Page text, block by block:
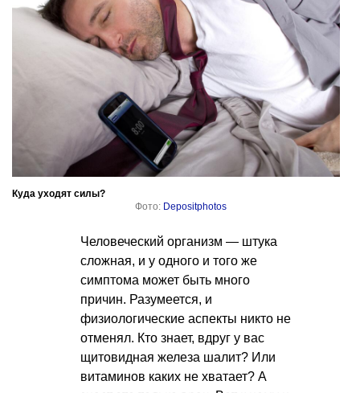
Куда уходят силы?
Фото: Depositphotos
Человеческий организм — штука
сложная, и у одного и того же
симптома может быть много
причин. Разумеется, и
физиологические аспекты никто не
отменял. Кто знает, вдруг у вас
щитовидная железа шалит? Или
витаминов каких не хватает? А